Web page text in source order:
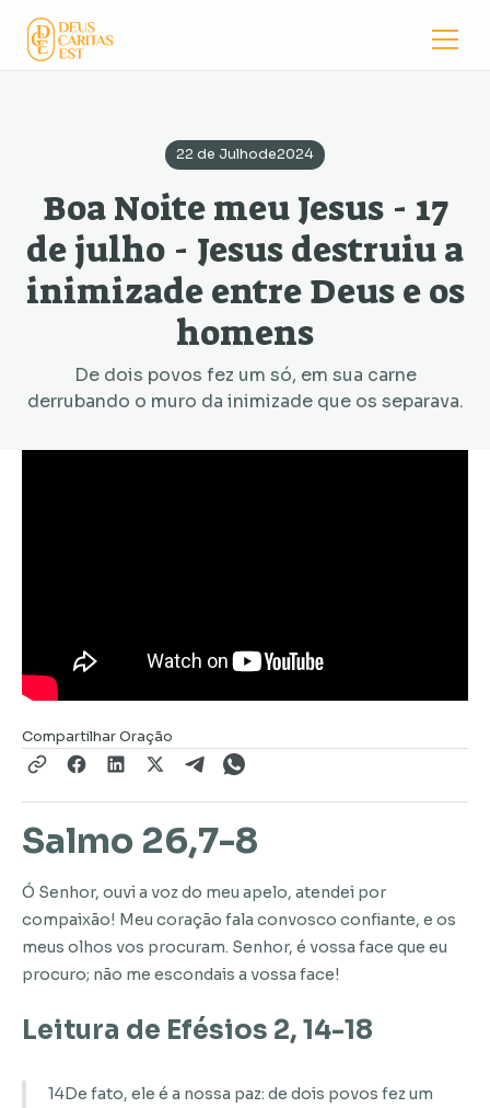
22 de Julhode2024
Boa Noite meu Jesus - 17
de julho - Jesus destruiu a
inimizade entre Deus e os
homens
De dois povos fez um só, em sua carne
derrubando o muro da inimizade que os separava.
Compartilhar Oração
Salmo 26,7-8
Ó Senhor, ouvi a voz do meu apelo, atendei por
compaixão! Meu coração fala convosco confiante, e os
meus olhos vos procuram. Senhor, é vossa face que eu
procuro; não me escondais a vossa face!
Leitura de Efésios 2, 14-18
14De fato, ele é a nossa paz: de dois povos fez um